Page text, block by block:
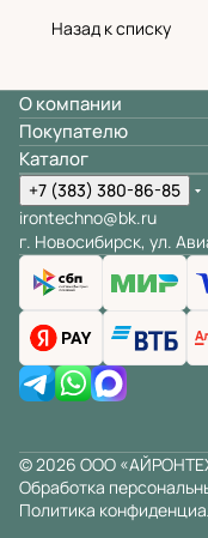
Назад к списку
О компании
Покупателю
Каталог
+7 (383) 380-86-85
irontechno@bk.ru
г. Новосибирск, ул.
© 2026 ООО
Обработка
Политика